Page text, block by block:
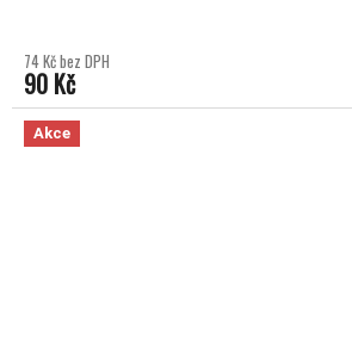
74 Kč bez DPH
90 Kč
Akce